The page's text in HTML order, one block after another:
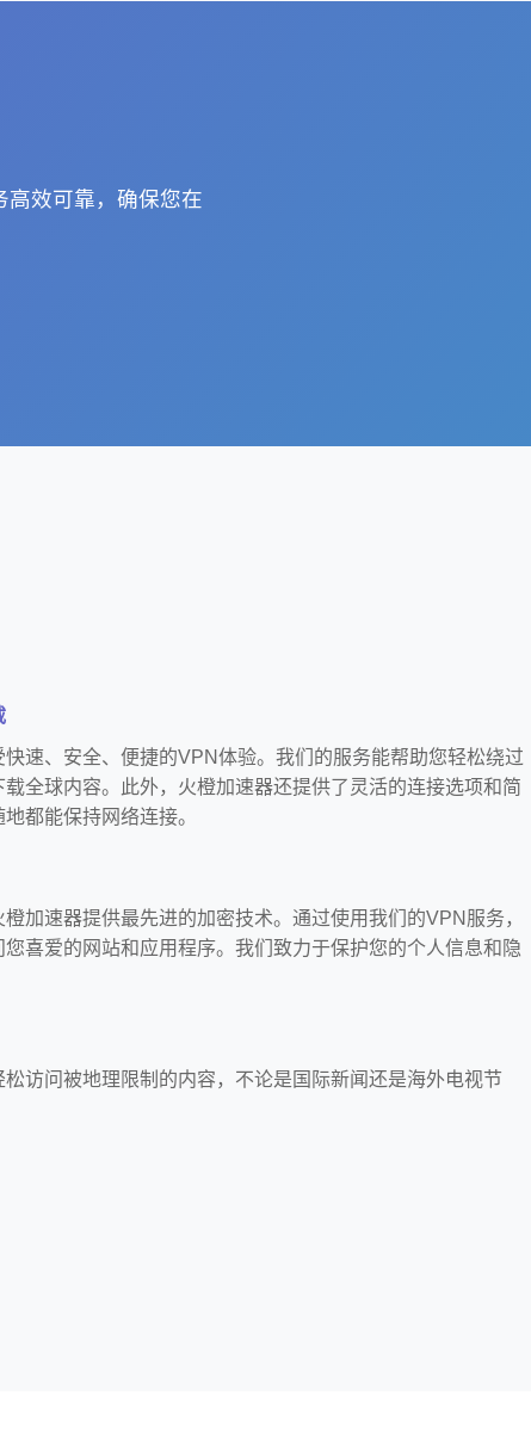
高效可靠，确保您在
速、安全、便捷的VPN体验。我们的服务能帮助您轻松绕过
全球内容。此外，火橙加速器还提供了灵活的连接选项和简
都能保持网络连接。
加速器提供最先进的加密技术。通过使用我们的VPN服务，
喜爱的网站和应用程序。我们致力于保护您的个人信息和隐
访问被地理限制的内容，不论是国际新闻还是海外电视节